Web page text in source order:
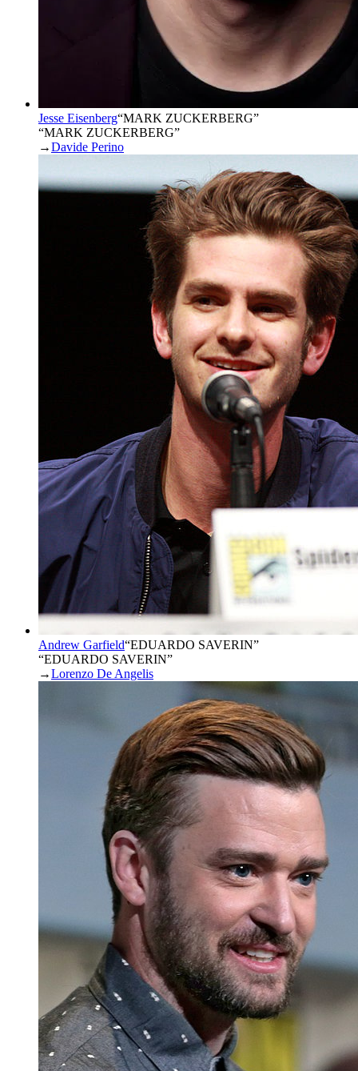
Jesse Eisenberg“MARK ZUCKERBERG”
“MARK ZUCKERBERG”
→Davide Perino
Andrew Garfield“EDUARDO SAVERIN”
“EDUARDO SAVERIN”
→Lorenzo De Angelis